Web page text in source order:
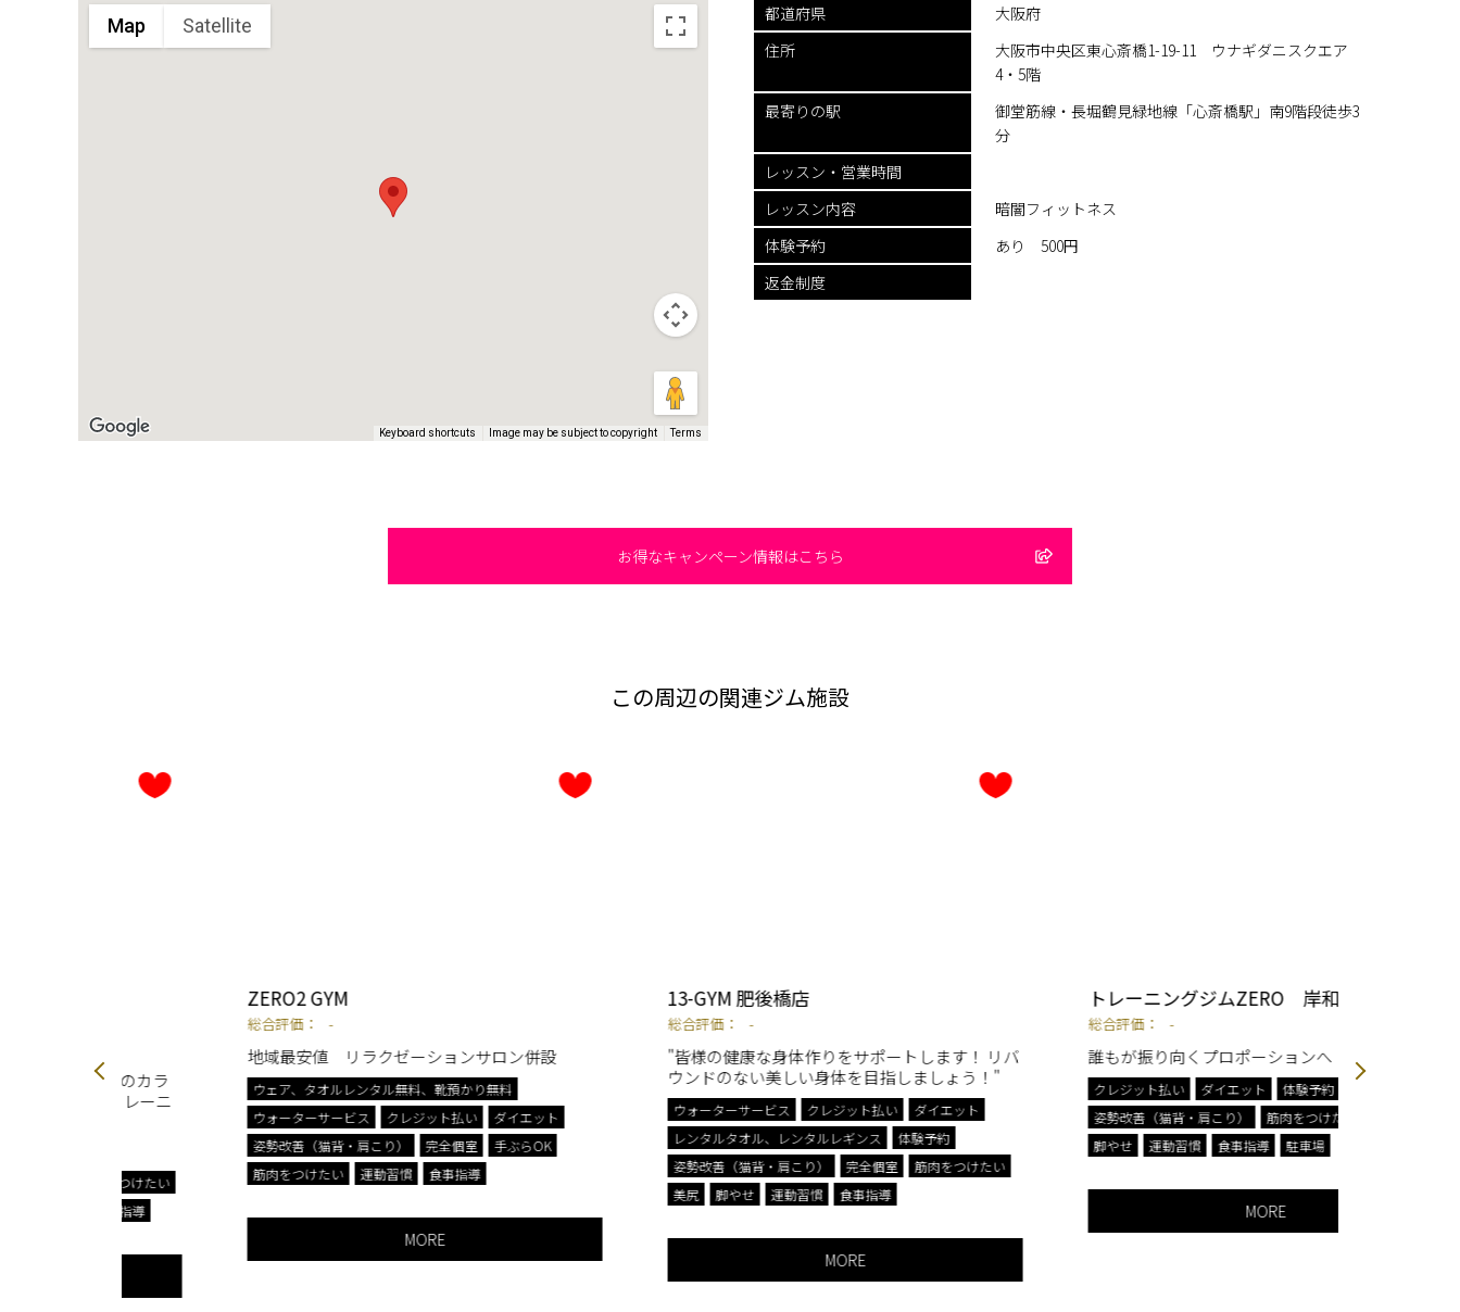
都道府県
大阪府
住所
大阪市中央区東心斎橋1-19-11 ウナギダニスクエア
4・5階
最寄りの駅
御堂筋線・長堀鶴見緑地線「心斎橋駅」南9階段徒歩3
分
レッスン・ 営業時間
レッスン内容
暗闇フィットネス
体験予約
あり 500円
返金制度
Map Satellite
Keyboard shortcuts Image may be subject to copyright Terms
お得なキャンペーン情報はこちら
この周辺の関連ジム施設
地域最安値 リラクゼーションサロン併設
ウェア、タオルレンタル無料、靴預かり無料
ウォーターサービス
クレジット払い
ダイエット
姿勢改善（猫背・肩こり）
完全個室
手ぶらOK
筋肉をつけたい
運動習慣 食事指導
13-GYM 肥後橋店
"皆様の健康な身体作りをサポートします！ リバ
ウンドのない美しい身体を目指しましょう！"
ウォーターサービス クレジット払い
ダイエット
レンタルタオル、レンタルレギンス
体験予約
姿勢改善（猫背・肩こり）
完全個室
筋肉をつけたい
運動習慣 食事指導
トレーニングジムZERO 岸和田店
誰もが振り向くプロポーションへ
クレジット払い ダイエット
体験予約
姿勢改善（猫背・肩こり）
筋肉をつけたい
美尻
食事指導 駐車場